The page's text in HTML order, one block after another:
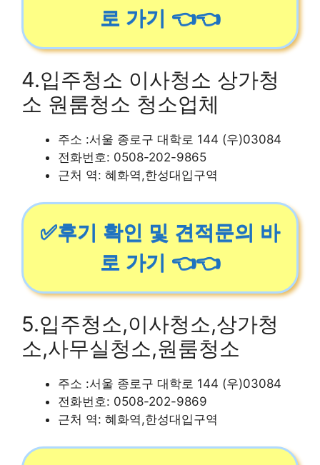
로 가기 👈👈
4.입주청소 이사청소 상가청
소 원룸청소 청소업체
주소 :서울 종로구 대학로 144 (우)03084
전화번호: 0508-202-9865
근처 역: 혜화역,한성대입구역
✅후기 확인 및 견적문의 바
로 가기 👈👈
5.입주청소,이사청소,상가청
소,사무실청소,원룸청소
주소 :서울 종로구 대학로 144 (우)03084
전화번호: 0508-202-9869
근처 역: 혜화역,한성대입구역